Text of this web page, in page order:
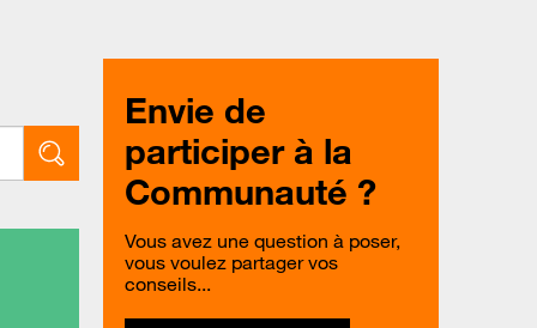
Envie de
participer à la
Communauté ?
Vous avez une question à poser,
vous voulez partager vos
conseils...